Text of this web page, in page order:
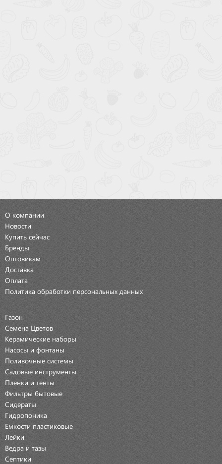
О компании
Новости
Купить сейчас
Бренды
Оптовикам
Доставка
Оплата
Политика обработки персональных данных
Газон
Семена Цветов
Керамические наборы
Насосы и фонтаны
Поливочные системы
Садовые инструменты
Пленки и тенты
Фильтры бытовые
Сидераты
Гидропоника
Емкости пластиковые
Лейки
Ведра и тазы
Септики